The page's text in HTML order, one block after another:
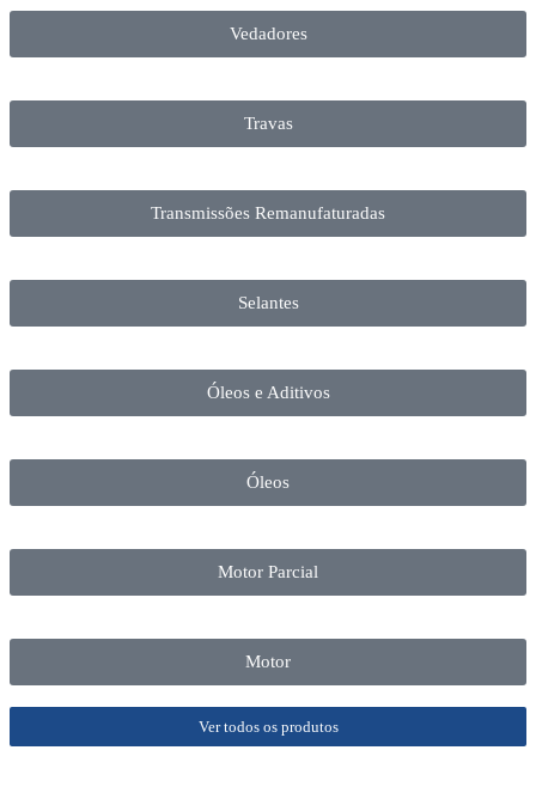
Vedadores
Travas
Transmissões Remanufaturadas
Selantes
Óleos e Aditivos
Óleos
Motor Parcial
Motor
Ver todos os produtos